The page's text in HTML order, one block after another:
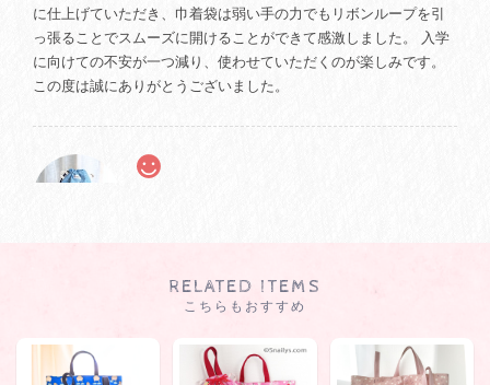
に仕上げていただき、巾着袋は弱い手の力でもリボンループを引
っ張ることでスムーズに開けることができて感激しました。 入学
に向けての不安が一つ減り、使わせていただくのが楽しみです。
この度は誠にありがとうございました。
まで素早くかつ丁寧に対応していただき、感謝しています。 年少
もに購入しました。早生まれのため、身の回りのことが周囲より
遅れがちな我が子が、教えなくても自分で使っています。 上履き
RELATED ITEMS
こちらもおすすめ